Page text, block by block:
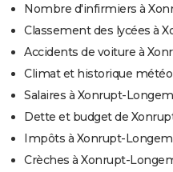
Nombre d'infirmiers à
Classement des lycées à
Accidents de voiture à
Climat et historique
Salaires à Xonrupt-
Dette et budget de
Impôts à Xonrupt-
Crèches à Xonrupt-